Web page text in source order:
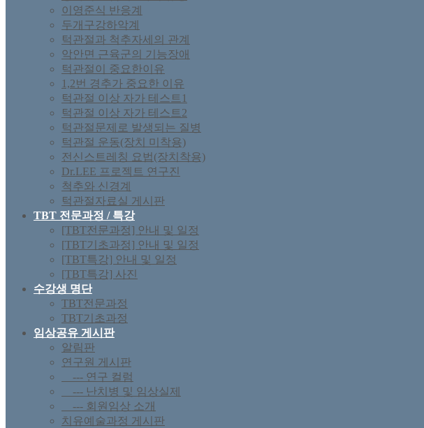
이영준식 반응계
두개구강하악계
턱관절과 척추자세의 관계
악안면 근육군의 기능장애
턱관절이 중요한이유
1,2번 경추가 중요한 이유
턱관절 이상 자가 테스트1
턱관절 이상 자가 테스트2
턱관절문제로 발생되는 질병
턱관절 운동(장치 미착용)
전신스트레칭 요법(장치착용)
Dr.LEE 프로젝트 연구진
척추와 신경계
턱관절자료실 게시판
TBT 전문과정 / 특강
[TBT전문과정] 안내 및 일정
[TBT기초과정] 안내 및 일정
[TBT특강] 안내 및 일정
[TBT특강] 사진
수강생 명단
TBT전문과정
TBT기초과정
임상공유 게시판
알림판
연구원 게시판
--- 연구 컬럼
--- 난치병 및 임상실제
--- 회원임상 소개
치유예술과정 게시판